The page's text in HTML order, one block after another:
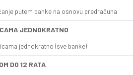
putem banke na osnovu predračuna
JEDNOKRATNO
jednokratno (sve banke)
DO 12 RATA